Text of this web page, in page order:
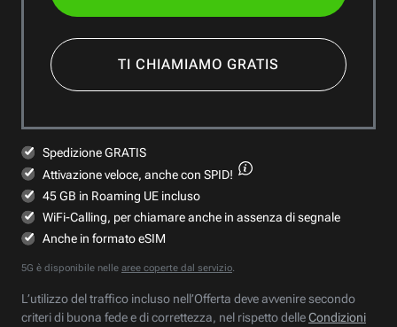
TI CHIAMIAMO GRATIS
Spedizione GRATIS
Attivazione veloce, anche con SPID!
45 GB in Roaming UE incluso
WiFi-Calling, per chiamare anche in assenza di segnale
Anche in formato eSIM
5G è disponibile nelle aree coperte dal servizio.
L’utilizzo del traffico incluso nell’Offerta deve avvenire secondo
criteri di buona fede e di correttezza, nel rispetto delleCondizioni